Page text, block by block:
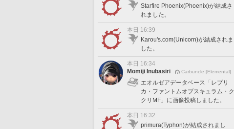
Starfire Phoenix(Phoenix)が結成さ
れました。
本日 16:39
Karou's.com(Unicorn)が結成されま
した。
本日 16:34
Momiji Inubasiri
Carbuncle [Elemental]
エオルゼアデータベース「レプリ
カ・ファントムオブスキュラム・ク
クリMF」に画像投稿しました。
本日 16:32
primura(Typhon)が結成されまし